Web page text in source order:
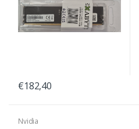
€182,40
Nvidia